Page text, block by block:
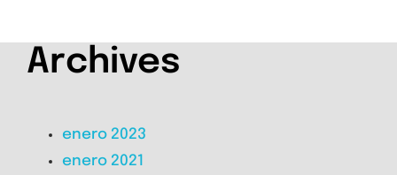
Archives
enero 2023
enero 2021